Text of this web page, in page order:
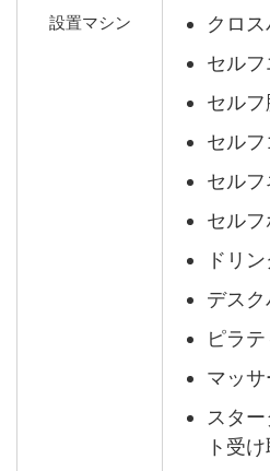
設置マシン
クロス
セル
セル
セル
セル
セル
ドリ
デスク
ピラテ
マッ
スタ
ト受